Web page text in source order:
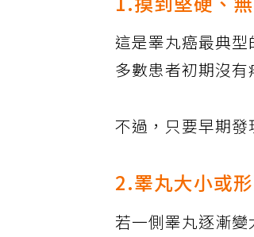
1.摸到堅硬、
這是睪丸癌最典
多數患者初期沒有
不過，只要早期
2.睪丸大小或